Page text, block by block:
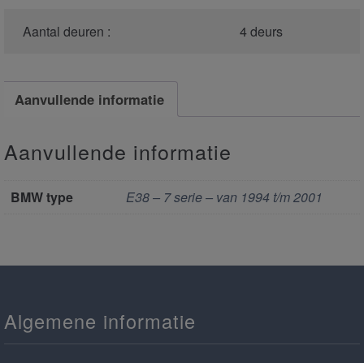
Aantal deuren : 4 deurs
Aanvullende informatie
Aanvullende informatie
BMW type E38 – 7 serie – van 1994 t/m 2001
Algemene informatie